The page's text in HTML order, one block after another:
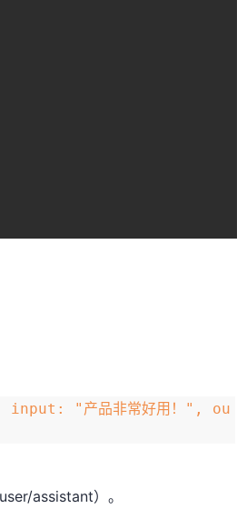
input: "产品非常好用！", ou
assistant）。